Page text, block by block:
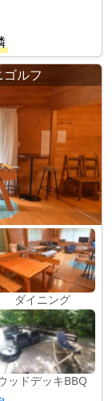
ルフ
ダイニング
ッドデッキBBQ